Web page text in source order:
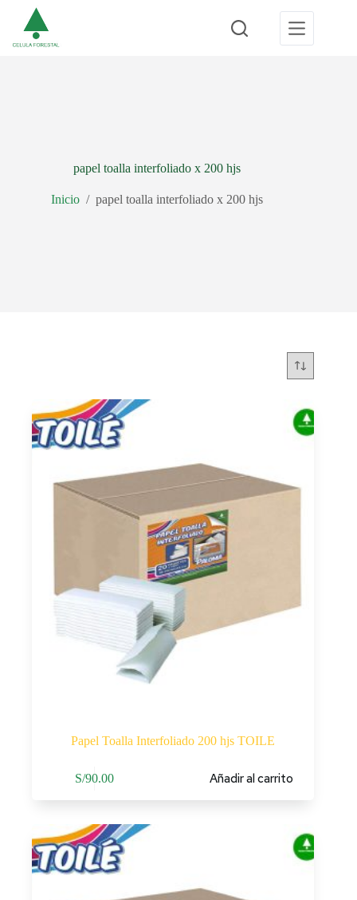
contenido
papel toalla interfoliado x 200 hjs
Inicio / papel toalla interfoliado x 200 hjs
Papel Toalla Interfoliado 200 hjs TOILE
S/90.00 Añadir al carrito